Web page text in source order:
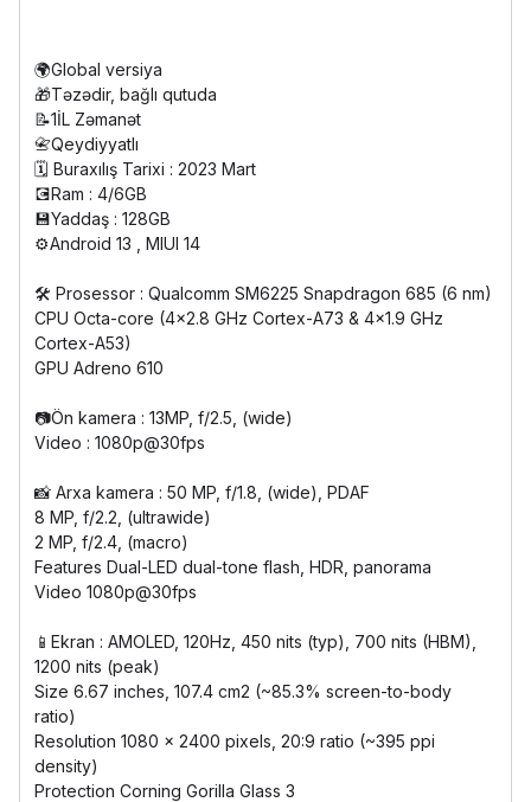
🌍Global versiya
🎁Təzədir, bağlı qutuda
📝1İL Zəmanət
📇Qeydiyyatlı
🗓️ Buraxılış Tarixi : 2023 Mart
💽Ram : 4/6GB
💾Yaddaş : 128GB
⚙️Android 13 , MIUI 14
🛠️ Prosessor : Qualcomm SM6225 Snapdragon 685 (6 nm)
CPU Octa-core (4x2.8 GHz Cortex-A73 & 4x1.9 GHz
Cortex-A53)
GPU Adreno 610
📷Ön kamera : 13MP, f/2.5, (wide)
Video : 1080p@30fps
📸 Arxa kamera : 50 MP, f/1.8, (wide), PDAF
8 MP, f/2.2, (ultrawide)
2 MP, f/2.4, (macro)
Features Dual-LED dual-tone flash, HDR, panorama
Video 1080p@30fps
📱Ekran : AMOLED, 120Hz, 450 nits (typ), 700 nits (HBM),
1200 nits (peak)
Size 6.67 inches, 107.4 cm2 (~85.3% screen-to-body
ratio)
Resolution 1080 x 2400 pixels, 20:9 ratio (~395 ppi
density)
Protection Corning Gorilla Glass 3